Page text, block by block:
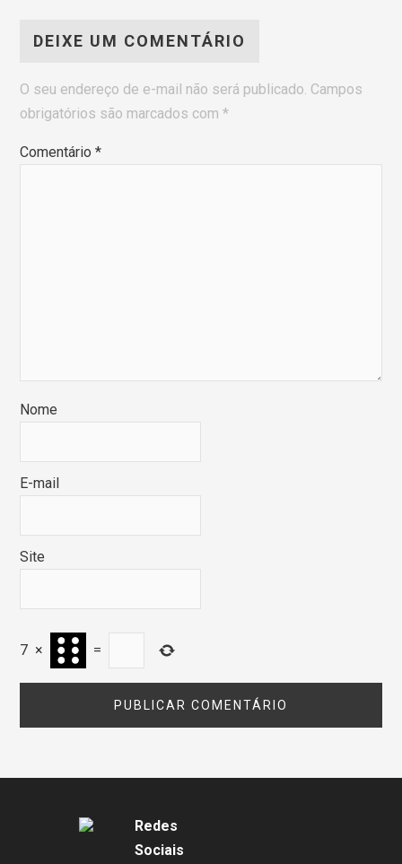
DEIXE UM COMENTÁRIO
O seu endereço de e-mail não será publicado. Campos
obrigatórios são marcados com*
Comentário*
Nome
E-mail
Site
7 × =
Redes
Sociais